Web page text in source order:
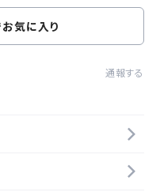
気に入り
通報する